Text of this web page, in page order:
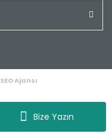
Bize Yazın
SEO Ajansı